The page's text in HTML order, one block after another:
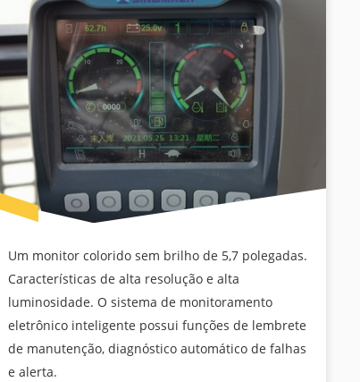
Um monitor colorido sem brilho de 5,7 polegadas.
Características de alta resolução e alta
luminosidade. O sistema de monitoramento
eletrônico inteligente possui funções de lembrete
de manutenção, diagnóstico automático de falhas
e alerta.